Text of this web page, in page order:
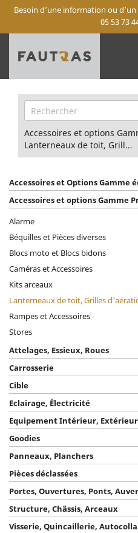
Besoin d’une information ou
05 53 73
Accessoires et options
Lanterneaux de toit, Grilles d'aération
Accessoires et Options Gamme
Accessoires et options Gamme
Alarme
Béquilles et Pièces diverses
Blocs moto et Blocs bidons
Caméras et Accessoires
Kits arceaux
Lanterneaux de toit, Grilles
Rampes et Accessoires
Stores
Attelages, Essieux, Roues
Carrosserie
Cible
Eclairage, Électricité
Equipement Intérieur, Extérieur
Goodies
Panneaux, Planchers
Pièces déclassées
Portes, Ouvertures, Ponts,
Structure, Châssis, Arceaux
Visserie, Quincaillerie,